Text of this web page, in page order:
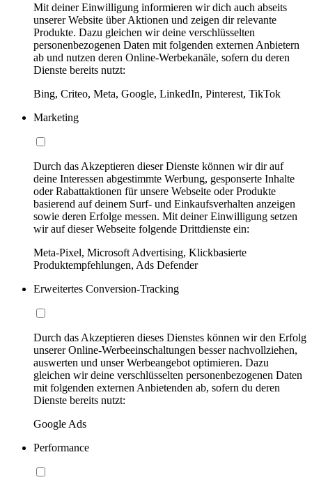
Mit deiner Einwilligung informieren wir dich auch abseits
unserer Website über Aktionen und zeigen dir relevante
Produkte. Dazu gleichen wir deine verschlüsselten
personenbezogenen Daten mit folgenden externen Anbietern
ab und nutzen deren Online-Werbekanäle, sofern du deren
Dienste bereits nutzt:
Bing, Criteo, Meta, Google, LinkedIn, Pinterest, TikTok
Marketing
Durch das Akzeptieren dieser Dienste können wir dir auf
deine Interessen abgestimmte Werbung, gesponserte Inhalte
oder Rabattaktionen für unsere Webseite oder Produkte
basierend auf deinem Surf- und Einkaufsverhalten anzeigen
sowie deren Erfolge messen. Mit deiner Einwilligung setzen
wir auf dieser Webseite folgende Drittdienste ein:
Meta-Pixel, Microsoft Advertising, Klickbasierte
Produktempfehlungen, Ads Defender
Erweitertes Conversion-Tracking
Durch das Akzeptieren dieses Dienstes können wir den Erfolg
unserer Online-Werbeeinschaltungen besser nachvollziehen,
auswerten und unser Werbeangebot optimieren. Dazu
gleichen wir deine verschlüsselten personenbezogenen Daten
mit folgenden externen Anbietenden ab, sofern du deren
Dienste bereits nutzt:
Google Ads
Performance